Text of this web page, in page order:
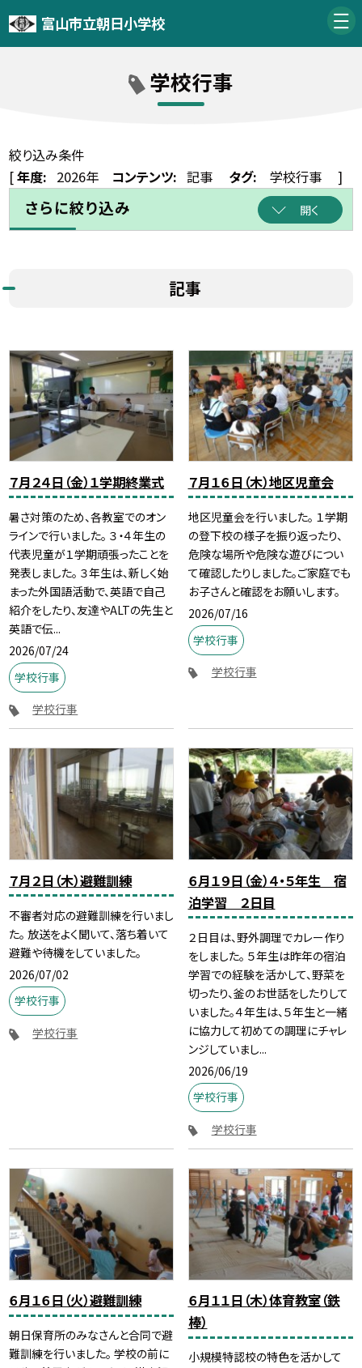
富山市立朝日小学校
学校行事
絞り込み条件
[年度: 2026年 コンテンツ: 記事 タグ: 学校行事 ]
さらに絞り込み 開く
記事
７月２４日（金）１学期終業式
暑さ対策のため、各教室でのオン
ラインで行いました。 ３・４年生の
代表児童が１学期頑張ったことを
発表しました。 ３年生は、新しく始
まった外国語活動で、英語で自己
紹介をしたり、友達やALTの先生と
英語で伝...
2026/07/24
学校行事
学校行事
７月１６日（木）地区児童会
地区児童会を行いました。 １学期
の登下校の様子を振り返ったり、
危険な場所や危険な遊びについ
て確認したりしました。ご家庭でも
お子さんと確認をお願いします。
2026/07/16
学校行事
学校行事
７月２日（木）避難訓練
不審者対応の避難訓練を行いまし
た。 放送をよく聞いて、落ち着いて
避難や待機をしていました。
2026/07/02
学校行事
学校行事
６月１９日（金）４・５年生 宿
泊学習 ２日目
２日目は、野外調理でカレー作り
をしました。 ５年生は昨年の宿泊
学習での経験を活かして、野菜を
切ったり、釜のお世話をしたりして
いました。４年生は、５年生と一緒
に協力して初めての調理にチャレ
ンジしていまし...
2026/06/19
学校行事
学校行事
６月１６日（火）避難訓練
朝日保育所のみなさんと合同で避
難訓練を行いました。 学校の前に
６月１１日（木）体育教室（鉄
棒）
小規模特認校の特色を活かして